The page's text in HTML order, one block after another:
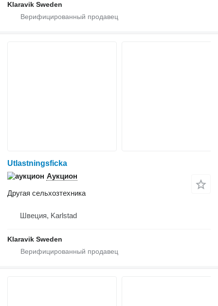
Klaravik Sweden
Utlastningsficka
Аукцион
Другая сельхозтехника
Швеция, Karlstad
Klaravik Sweden